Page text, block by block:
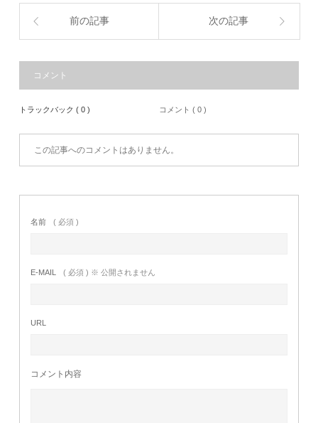
前の記事 次の記事
コメント
トラックバック ( 0 ) コメント ( 0 )
この記事へのコメントはありません。
名前 ( 必須 )
E-MAIL ( 必須 ) ※ 公開されません
URL
コメント内容